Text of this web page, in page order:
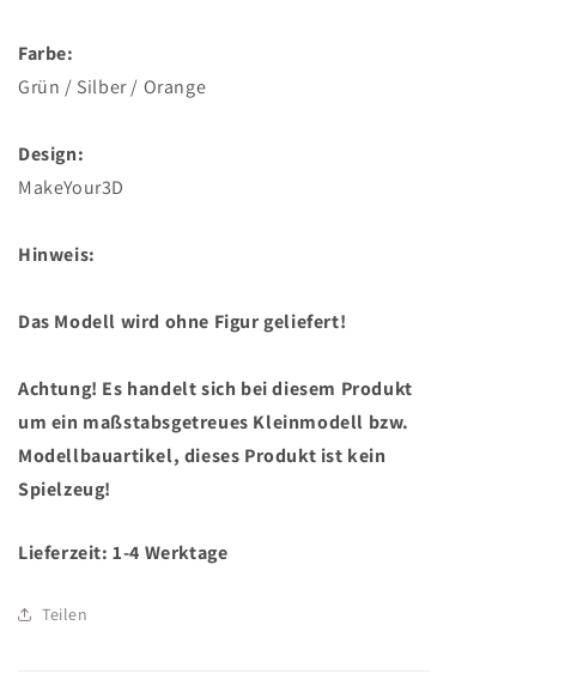
Farbe:
Grün / Silber / Orange
Design:
MakeYour3D
Hinweis:
Das Modell wird ohne Figur geliefert!
Achtung! Es handelt sich bei diesem Produkt
um ein maßstabsgetreues Kleinmodell bzw.
Modellbauartikel, dieses Produkt ist kein
Spielzeug!
Lieferzeit: 1-4 Werktage
Teilen